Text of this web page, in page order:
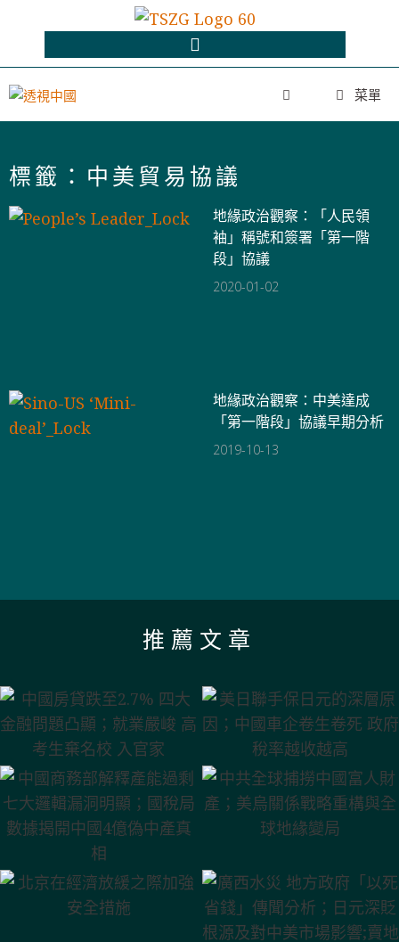
菜單
標籤：中美貿易協議
地緣政治觀察：「人民領
袖」稱號和簽署「第一階
段」協議
2020-01-02
地緣政治觀察：中美達成
「第一階段」協議早期分析
2019-10-13
推薦文章
中國房貸跌至2.7% 四大
金融問題凸顯；就業嚴峻
高考生棄名校 入官家
美日聯手保日元的深層原
因；中國車企卷生卷死 政
府稅率越收越高
中國商務部解釋產能過剩
七大邏輯漏洞明顯；國稅
局數據揭開中國4億偽中
產真相
中共全球捕撈中國富人財
產；美烏關係戰略重構與
全球地緣變局
北京在經濟放緩之際加強
安全措施
廣西水災 地方政府「以死
省錢」傳聞分析；日元深
貶根源及對中美市場影響;